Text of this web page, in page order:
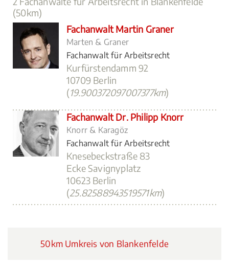
(50km)
Fachanwalt Martin Graner
Marten & Graner
Fachanwalt für Arbeitsrecht
Kurfürstendamm 92
10709 Berlin
(19.900372097007377km)
Fachanwalt Dr. Philipp Knorr
Knorr & Karagöz
Fachanwalt für Arbeitsrecht
Knesebeckstraße 83
Ecke Savignyplatz
10623 Berlin
(25.82588943519571km)
50km Umkreis von Blankenfelde